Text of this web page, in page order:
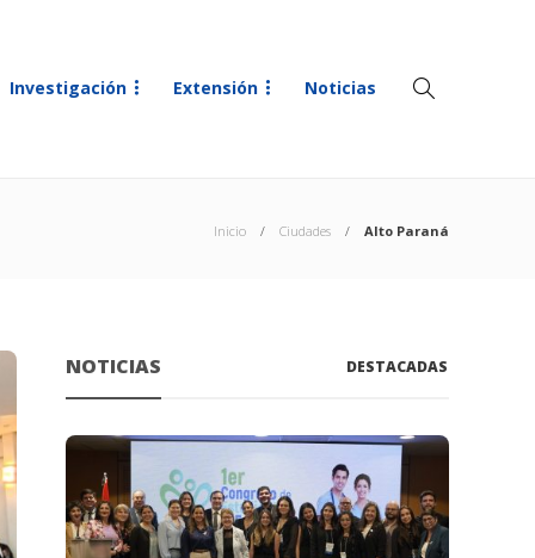
Investigación Extensión Noticias
Inicio Ciudades Alto Paraná
NOTICIAS DESTACADAS